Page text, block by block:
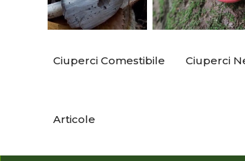
Ciuperci Comestibile Ciuperci
Articole